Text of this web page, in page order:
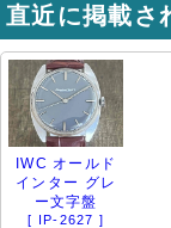
直近に掲載さ
IWC オールド
インター グレ
ー文字盤
[ IP-2627 ]